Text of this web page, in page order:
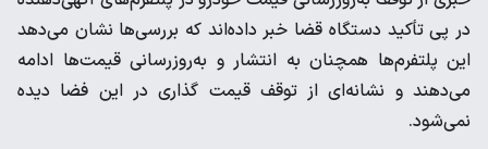
در پی تأکید دستگاه قضا خبر داده‌اند که بررسی‌ها نشان می‌دهد
این پلتفرم‌ها همچنان به انتشار و به‌روزرسانی قیمت‌ها ادامه
می‌دهند و نشانه‌ای از توقف قیمت گذاری در این فضا دیده
نمی‌شود.